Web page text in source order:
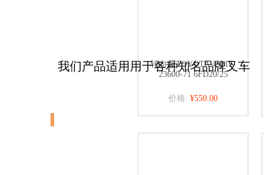
转向节TOYOTA 43212-
23600-71 6FD20/25
价格: ¥550.00
我们产品适用用于各种知名品牌叉车